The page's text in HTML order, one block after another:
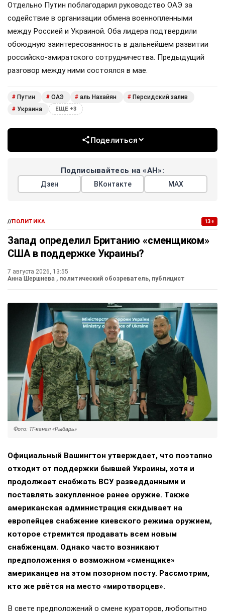
Отдельно Путин поблагодарил руководство ОАЭ за
содействие в организации обмена военнопленными
между Россией и Украиной. Оба лидера подтвердили
обоюдную заинтересованность в дальнейшем развитии
российско-эмиратского сотрудничества. Предыдущий
разговор между ними состоялся в мае.
# Путин # ОАЭ # аль Нахайян # Персидский залив
# Украина ЕЩЕ +3
Поделиться
Подписывайтесь на «АН»:
Дзен ВКонтакте МАХ
//ПОЛИТИКА 13+
Запад определил Британию «сменщиком»
США в поддержке Украины?
7 августа 2026, 13:55
Анна Шершнева , политический обозреватель, публицист
Фото: ТГ-канал «Рыбарь»
Официальный Вашингтон утверждает, что поэтапно
отходит от поддержки бывшей Украины, хотя и
продолжает снабжать ВСУ разведданными и
поставлять закупленное ранее оружие. Также
американская администрация скидывает на
европейцев снабжение киевского режима оружием,
которое стремится продавать всем новым
снабженцам. Однако часто возникают
предположения о возможном «сменщике»
американцев на этом позорном посту. Рассмотрим,
кто же рвётся на место «миротворцев».
В свете предположений о смене кураторов, любопытно